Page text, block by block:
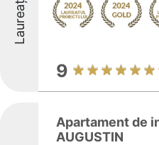
Laureați
9
Apartament de
AUGUSTIN